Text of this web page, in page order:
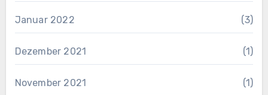
Januar 2022 (3)
Dezember 2021 (1)
November 2021 (1)